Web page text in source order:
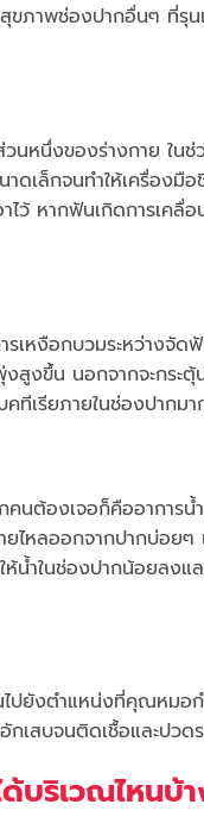
ขภาพช่องปากอื่นๆ ที่รุ
วนหนึ่งของร่างกาย ใ
เล็กจนทำให้เครื่องมื
ไว้ หากฟันเกิดการเค
รเหงือกบวมระหว่างจั
สูงขึ้น นอกจากจะกระ
ทีเรียภายในช่องปากม
ต้องเจอก็คืออาการน้
ยไหลออกจากปากบ่อ
ในช่องปากน้อยลงแล
ปยังตำแหน่งที่คุณหมอ
เสบจนติดเชื้อและปว
บริเวณไหนบ้